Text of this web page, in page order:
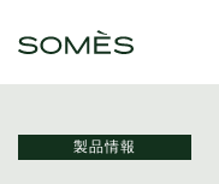
製品情報